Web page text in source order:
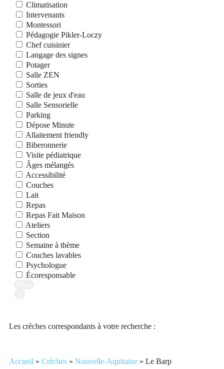
Climatisation
Intervenants
Montessori
Pédagogie Pikler-Loczy
Chef cuisinier
Langage des signes
Potager
Salle ZEN
Sorties
Salle de jeux d'eau
Salle Sensorielle
Parking
Dépose Minute
Allaitement friendly
Biberonnerie
Visite pédiatrique
Âges mélangés
Accessibilité
Couches
Lait
Repas
Repas Fait Maison
Ateliers
Section
Semaine à thème
Couches lavables
Psychologue
Écoresponsable
Les crèches correspondants à votre recherche :
Accueil » Crèches » Nouvelle-Aquitaine » Le Barp